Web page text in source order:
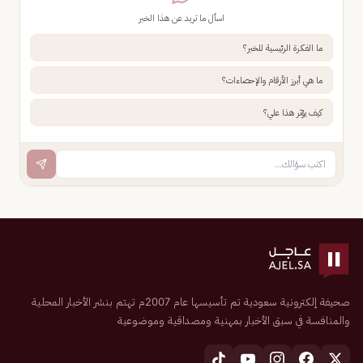
اسأل ما تريد عن هذا الخبر
ما الفكرة الرئيسية للخبر؟
ما هي أبرز الأرقام والإحصاءات؟
كيف يؤثر هذا علي؟
صحيفة إلكترونية سعودية تم تأسيسها عام 2007م تهتم بنشر الأخبار المحلية
والمنافسة في سبق الأخبار بمهنية ومصداقية وموضوعية